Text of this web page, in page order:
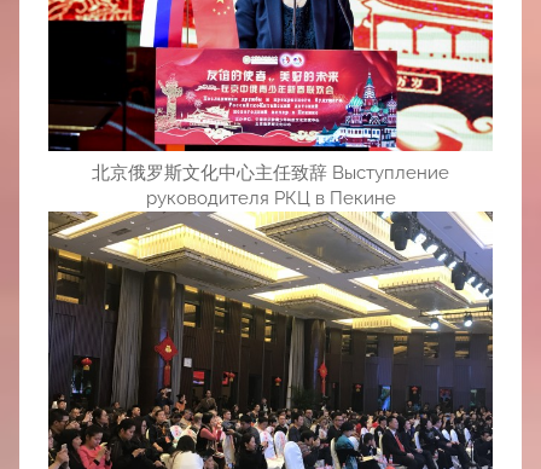
北京俄罗斯文化中心主任致辞 Выступление
руководителя РКЦ в Пекине